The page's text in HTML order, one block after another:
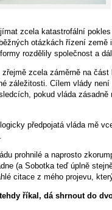
zcela katastrofální
otázkách řízení země
rozdělily společnost a
zřejmě zcela záměrně na
záležitosti. Cílem vlády
pokud vláda
předpojatá vláda mě
prohnilé a naprosto
(a Sobotka teď úplně
citace z mého projevu,
říkal, dá shrnout do